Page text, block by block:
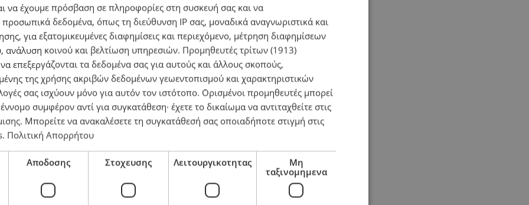
να έχουμε πρόσβαση σε πληροφορίες στη συσκευή σας και να
προσωπικά δεδομένα, όπως τη διεύθυνση IP σας, μοναδικά αναγνωριστικά και
για εξατομικευμένες διαφημίσεις και περιεχόμενο, μέτρηση διαφημίσεων
ανάλυση κοινού και βελτίωση υπηρεσιών. Προμηθευτές τρίτων (1913)
να επεξεργάζονται τα δεδομένα σας για αυτούς και άλλους σκοπούς,
της χρήσης ακριβών δεδομένων γεωεντοπισμού και χαρακτηριστικών
σας ισχύουν μόνο για αυτόν τον ιστότοπο. Ορισμένοι προμηθευτές μπορεί
συμφέρον αντί για συγκατάθεση· έχετε το δικαίωμα να αντιταχθείτε στις
. Μπορείτε να ανακαλέσετε τη συγκατάθεσή σας οποιαδήποτε στιγμή στις
. Πολιτική Απορρήτου
Αποδοσης Στοχευσης Λειτουργικοτητας
Μη
ταξινομημενα